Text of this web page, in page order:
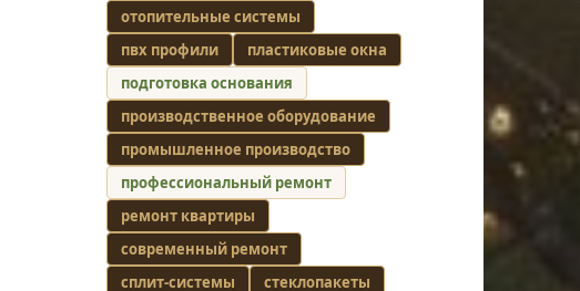
отопительные системы
пвх профили
пластиковые окна
подготовка основания
производственное оборудование
промышленное производство
профессиональный ремонт
ремонт квартиры
современный ремонт
сплит-системы
стеклопакеты